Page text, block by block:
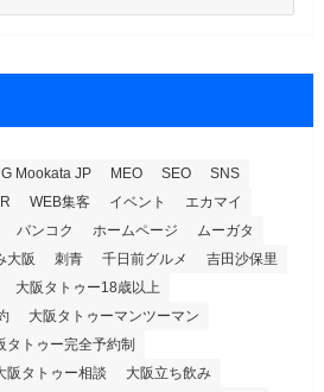
Mookata JP MEO SEO
SNS
WEB集客 イベント
エカマイ
バンコク ホームページ
ムーガタ
大阪 刺青 千日前グルメ
吉田沙保里
大阪タトゥー18歳以上
大阪タトゥーマンツーマン
タトゥー完全予約制
阪タトゥー相談
大阪立ち飲み